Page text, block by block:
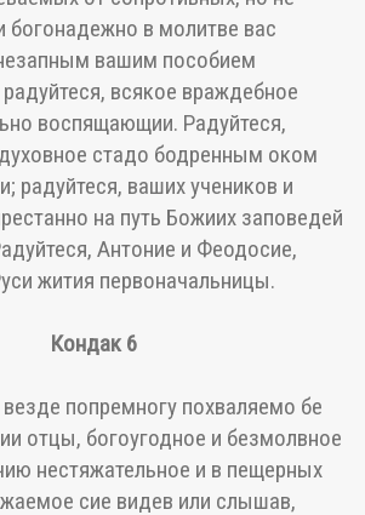
богонадежно в молитве вас
вашим пособием
всякое враждебное
воспящающии. Радуйтеся,
стадо бодренным оком
радуйтеся, ваших учеников и
на путь Божиих заповедей
Антоние и Феодосие,
жития первоначальницы.
Кондак 6
попремногу похваляемо бе
отцы, богоугодное и безмолвное
нестяжательное и в пещерных
сие видев или слышав,